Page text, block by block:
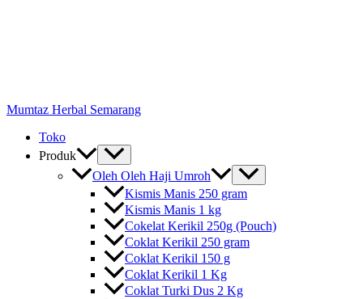
Mumtaz Herbal Semarang
Toko
Produk
Oleh Oleh Haji Umroh
Kismis Manis 250 gram
Kismis Manis 1 kg
Cokelat Kerikil 250g (Pouch)
Coklat Kerikil 250 gram
Coklat Kerikil 150 g
Coklat Kerikil 1 Kg
Coklat Turki Dus 2 Kg